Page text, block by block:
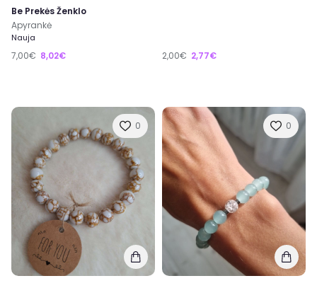
Be Prekės Ženklo
Apyrankė
Nauja
7,00€ 8,02€ 2,00€ 2,77€
0 0